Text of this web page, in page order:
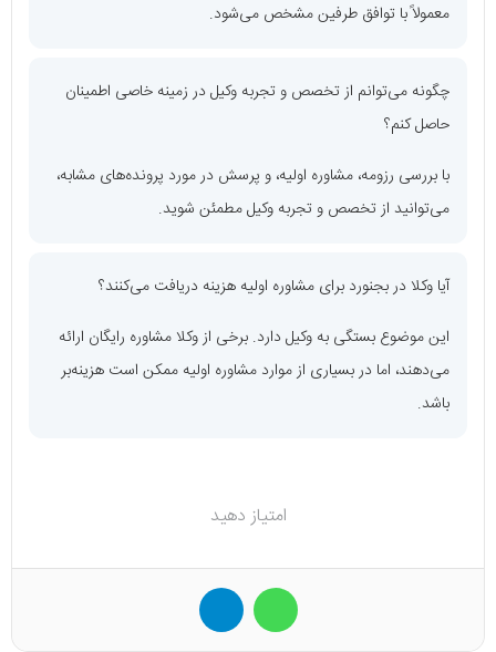
معمولاً با توافق طرفین مشخص می‌شود.
چگونه می‌توانم از تخصص و تجربه وکیل در زمینه خاصی اطمینان
حاصل کنم؟
با بررسی رزومه، مشاوره اولیه، و پرسش در مورد پرونده‌های مشابه،
می‌توانید از تخصص و تجربه وکیل مطمئن شوید.
آیا وکلا در بجنورد برای مشاوره اولیه هزینه دریافت می‌کنند؟
این موضوع بستگی به وکیل دارد. برخی از وکلا مشاوره رایگان ارائه
می‌دهند، اما در بسیاری از موارد مشاوره اولیه ممکن است هزینه‌بر
باشد.
امتیاز دهید
واتس آپ